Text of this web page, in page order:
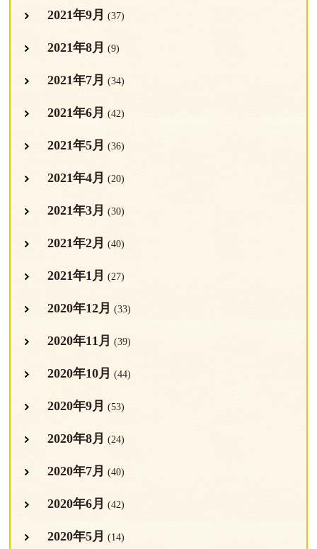
2021年9月 (37)
2021年8月 (9)
2021年7月 (34)
2021年6月 (42)
2021年5月 (36)
2021年4月 (20)
2021年3月 (30)
2021年2月 (40)
2021年1月 (27)
2020年12月 (33)
2020年11月 (39)
2020年10月 (44)
2020年9月 (53)
2020年8月 (24)
2020年7月 (40)
2020年6月 (42)
2020年5月 (14)